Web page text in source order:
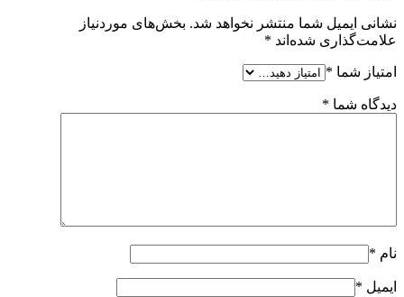
نشانی ایمیل شما منتشر نخواهد شد. بخش‌های موردنیاز
علامت‌گذاری شده‌اند *
امتیاز شما *
دیدگاه شما *
نام *
ایمیل *